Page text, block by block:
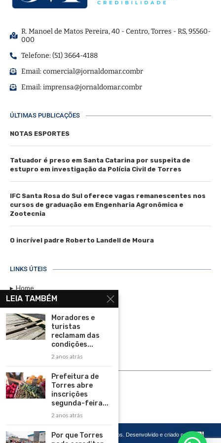
R. Manoel de Matos Pereira, 40 - Centro, Torres - RS, 95560-
000
Telefone: (51) 3664-4188
Email:comercial@jornaldomar.combr
Email:imprensa@jornaldomar.combr
ÚLTIMAS PUBLICAÇÕES
NOTAS ESPORTES
Tatuador é preso em Santa Catarina por suspeita de
estupro em investigação da Polícia Civil de Torres
IFC Santa Rosa do Sul oferece vagas remanescentes nos
cursos de graduação em Engenharia Agronômica e
Zootecnia
O incrível padre Roberto Landell de Moura
LINKS ÚTEIS
Home
Assinar
Contato
Política de Privacidade
Rádio Maristela - Ao Vivo
ASSINE
Copyright 2026 – Todos os Direitos Reservados. Desenvolvido e criado por
Cadô
LEIA TAMBÉM
Moradores e
turistas
reclamam das
condições...
2 anos atrás
Prefeitura de
Torres abre
inscrições
segunda-feira...
2 anos atrás
Por que Torres